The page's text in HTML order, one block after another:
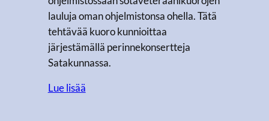
lauluja oman ohjelmistonsa ohella. Tätä
tehtävää kuoro kunnioittaa
järjestämällä perinnekonsertteja
Satakunnassa.
Lue lisää